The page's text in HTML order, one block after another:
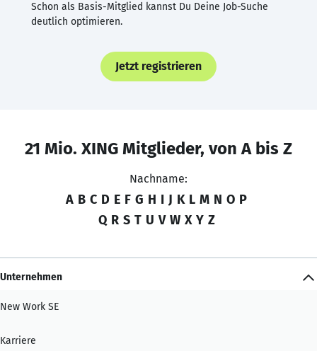
Schon als Basis-Mitglied kannst Du Deine Job-Suche
deutlich optimieren.
Jetzt registrieren
21 Mio. XING Mitglieder, von A bis Z
Nachname:
A B C D E F G H I J K L M N O P
Q R S T U V W X Y Z
Unternehmen
New Work SE
Karriere